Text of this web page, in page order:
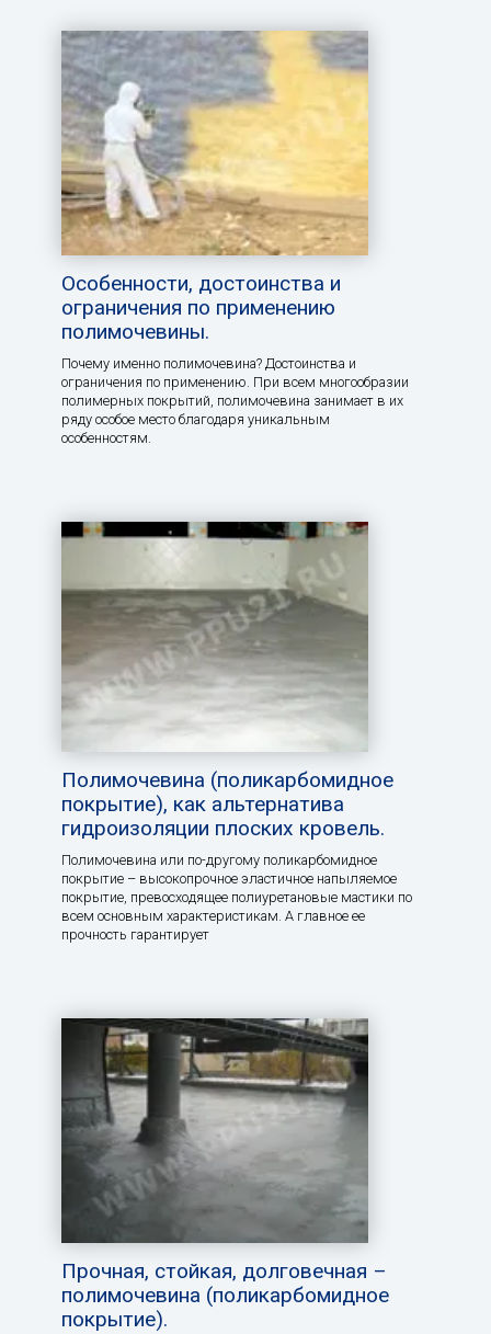
Особенности, достоинства и
ограничения по применению
полимочевины.
Почему именно полимочевина? Достоинства и
ограничения по применению. При всем многообразии
полимерных покрытий, полимочевина занимает в их
ряду особое место благодаря уникальным
особенностям.
Полимочевина (поликарбомидное
покрытие), как альтернатива
гидроизоляции плоских кровель.
Полимочевина или по-другому поликарбомидное
покрытие – высокопрочное эластичное напыляемое
покрытие, превосходящее полиуретановые мастики по
всем основным характеристикам. А главное ее
прочность гарантирует
Прочная, стойкая, долговечная –
полимочевина (поликарбомидное
покрытие).